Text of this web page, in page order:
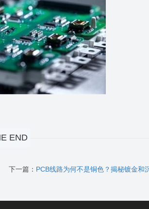
END
下一篇： PCB线路为何不是铜色？揭秘镀金和沉金